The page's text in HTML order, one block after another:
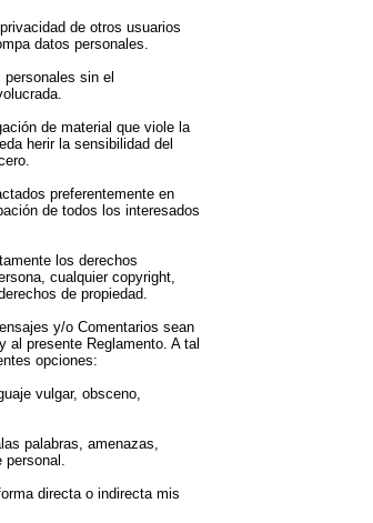
de otros usuarios
datos personales.
sin el
de material que viole la
herir la sensibilidad del
preferentemente en
de todos los interesados
los derechos
cualquier copyright,
de propiedad.
y/o Comentarios sean
al presente Reglamento. A tal
opciones:
vulgar, obsceno,
palabras, amenazas,
personal.
directa o indirecta mis